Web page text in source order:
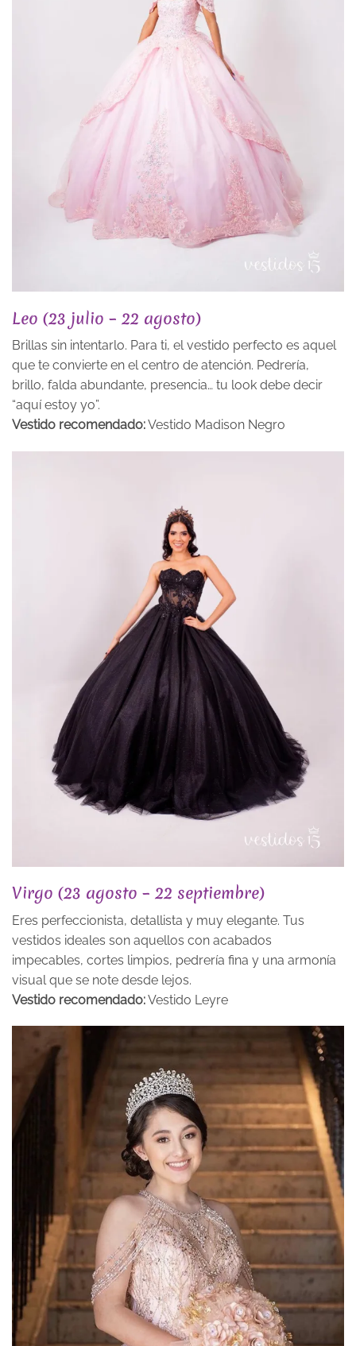
Leo (23 julio – 22 agosto)
Brillas sin intentarlo. Para ti, el vestido perfecto es aquel
que te convierte en el centro de atención. Pedrería,
brillo, falda abundante, presencia… tu look debe decir
“aquí estoy yo”.
Vestido recomendado:Vestido Madison Negro
Virgo (23 agosto – 22 septiembre)
Eres perfeccionista, detallista y muy elegante. Tus
vestidos ideales son aquellos con acabados
impecables, cortes limpios, pedrería fina y una armonía
visual que se note desde lejos.
Vestido recomendado:Vestido Leyre